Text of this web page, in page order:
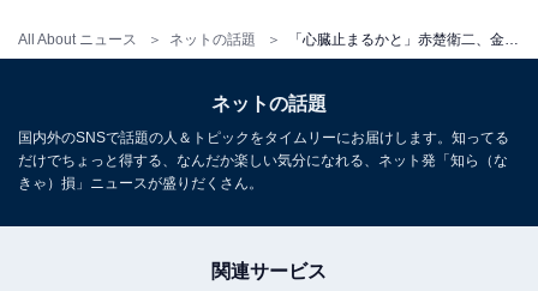
All About ニュース ネットの話題
ネットの話題
国内外のSNSで話題の人＆トピックをタイムリーにお届けします。知ってる
だけでちょっと得する、なんだか楽しい気分になれる、ネット発「知ら（な
きゃ）損」ニュースが盛りだくさん。
関連サービス